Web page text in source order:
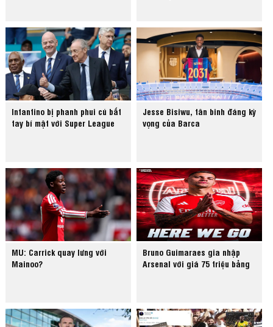
Infantino bị phanh phui cú bắt
tay bí mật với Super League
Jesse Bisiwu, tân binh đáng kỳ
vọng của Barca
MU: Carrick quay lưng với
Mainoo?
Bruno Guimaraes gia nhập
Arsenal với giá 75 triệu bảng